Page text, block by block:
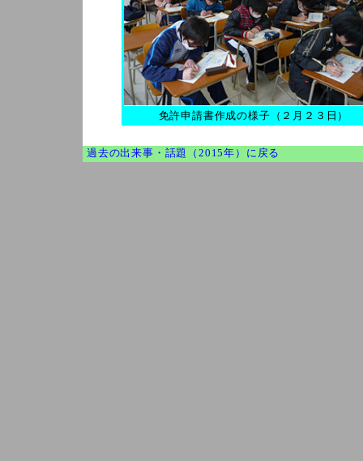
免許申請書作成の様子（２月２３日）
過去の出来事・話題（2015年）に戻る